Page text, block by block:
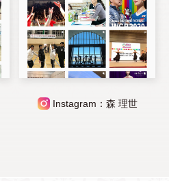
Instagram：森 理世